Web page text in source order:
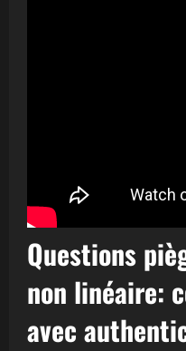
Questions
non linéaire:
avec